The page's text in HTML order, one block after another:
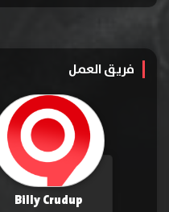
فريق العمل
Billy Crudup